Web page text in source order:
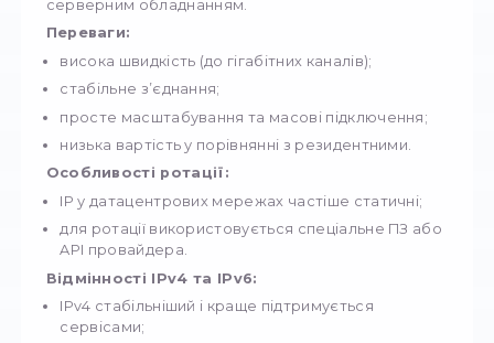
відносно висока вартість;
нестабільна швидкість через особливості
домашніх мереж;
інколи непередбачуваний час життя IP.
Де застосовуються:
реклама (Meta*, Google, TikTok Ads)
крауд-маркетинг і збір відгуків
аналіз локальної видачі
моніторинг цін і конкурентного трафіку
тестування мобільних застосунків